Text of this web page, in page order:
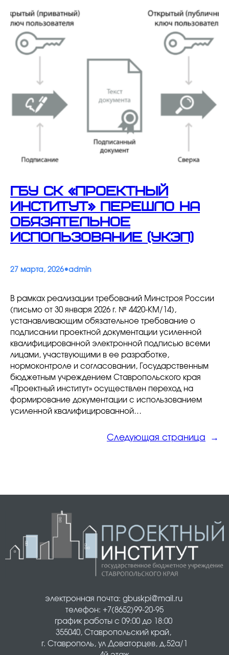
ГБУ СК «Проектный
институт» перешло на
обязательное
использование (УКЭП)
27 марта, 2026•admin
В рамках реализации требований Минстроя России
(письмо от 30 января 2026 г. № 4420-КМ/14),
устанавливающим обязательное требование о
подписании проектной документации усиленной
квалифицированной электронной подписью всеми
лицами, участвующими в ее разработке,
нормоконтроле и согласовании, Государственным
бюджетным учреждением Ставропольского края
«Проектный институт» осуществлен переход на
формирование документации с использованием
усиленной квалифицированной…
Следующая страница →
электронная почта: gbuskpi@mail.ru
телефон: +7(8652)99-20-95
график работы с 09:00 до 18:00
355040, Ставропольский край,
г. Ставрополь, ул Доваторцев, д.52а/1